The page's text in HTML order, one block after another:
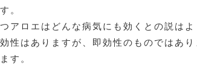
。
アロエはどんな病気にも効くとの説は
性はありますが、即効性のものではあ
す。